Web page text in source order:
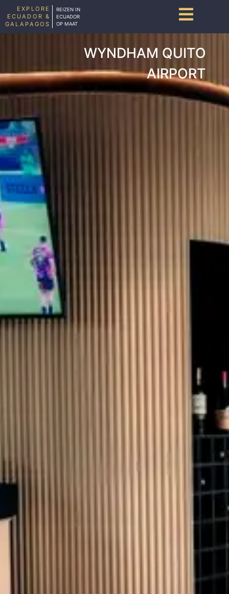
EXPLORE
ECUADOR &
GALAPAGOS
REIZEN IN
ECUADOR
OP MAAT
WYNDHAM QUITO
AIRPORT